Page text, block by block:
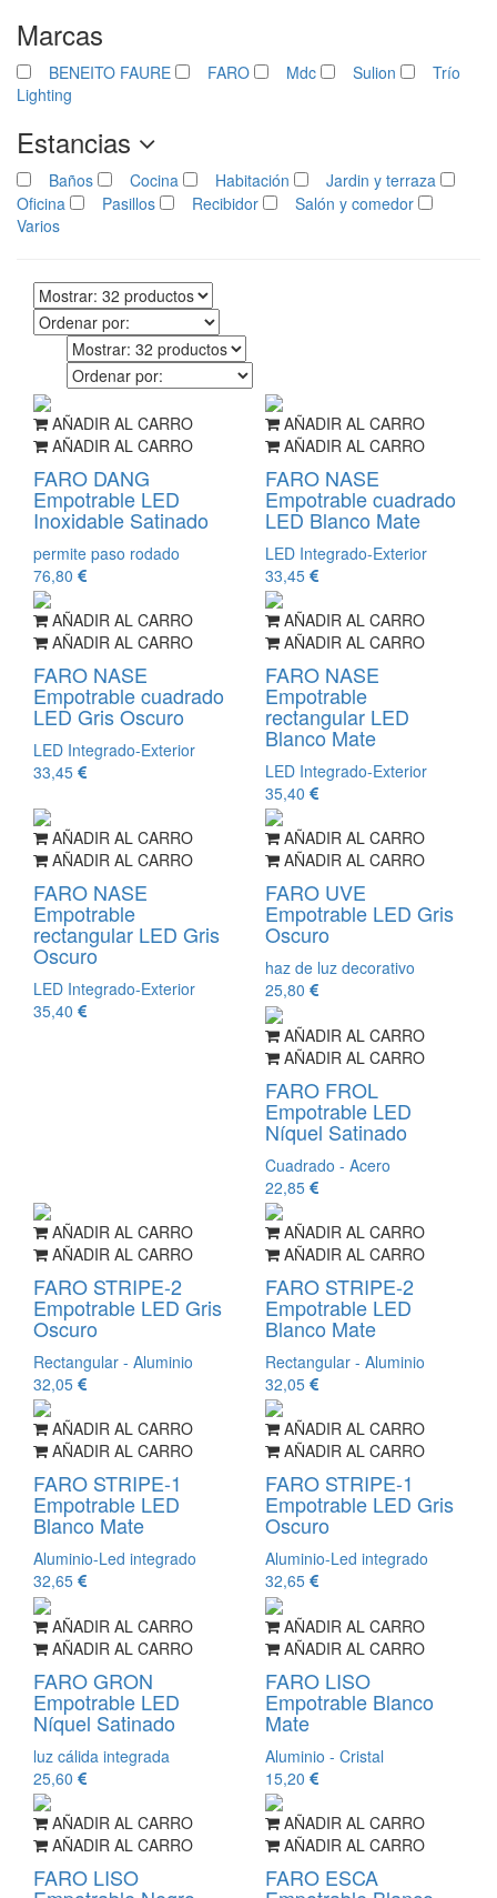
Marcas
BENEITO FAURE FARO Mdc Sulion
Trío
Lighting
Estancias
Baños Cocina Habitación
Jardin y terraza
Oficina
Pasillos Recibidor
Salón y comedor
Varios
AÑADIR AL CARRO
AÑADIR AL CARRO
FARO DANG
Empotrable LED
Inoxidable Satinado
permite paso rodado
76,80
AÑADIR AL CARRO
AÑADIR AL CARRO
FARO NASE
Empotrable cuadrado
LED Blanco Mate
LED Integrado-Exterior
33,45
AÑADIR AL CARRO
AÑADIR AL CARRO
FARO NASE
Empotrable cuadrado
LED Gris Oscuro
LED Integrado-Exterior
33,45
AÑADIR AL CARRO
AÑADIR AL CARRO
FARO NASE
Empotrable
rectangular LED
Blanco Mate
LED Integrado-Exterior
35,40
AÑADIR AL CARRO
AÑADIR AL CARRO
FARO NASE
Empotrable
rectangular LED Gris
Oscuro
LED Integrado-Exterior
35,40
AÑADIR AL CARRO
AÑADIR AL CARRO
FARO UVE
Empotrable LED Gris
Oscuro
haz de luz decorativo
25,80
AÑADIR AL CARRO
AÑADIR AL CARRO
FARO FROL
Empotrable LED
Níquel Satinado
Cuadrado - Acero
22,85
AÑADIR AL CARRO
AÑADIR AL CARRO
FARO STRIPE-2
Empotrable LED Gris
Oscuro
Rectangular - Aluminio
32,05
AÑADIR AL CARRO
AÑADIR AL CARRO
FARO STRIPE-2
Empotrable LED
Blanco Mate
Rectangular - Aluminio
32,05
AÑADIR AL CARRO
AÑADIR AL CARRO
FARO STRIPE-1
Empotrable LED
Blanco Mate
Aluminio-Led integrado
32,65
AÑADIR AL CARRO
AÑADIR AL CARRO
FARO STRIPE-1
Empotrable LED Gris
Oscuro
Aluminio-Led integrado
32,65
AÑADIR AL CARRO
AÑADIR AL CARRO
FARO GRON
Empotrable LED
Níquel Satinado
luz cálida integrada
25,60
AÑADIR AL CARRO
AÑADIR AL CARRO
FARO LISO
Empotrable Blanco
Mate
Aluminio - Cristal
15,20
AÑADIR AL CARRO
AÑADIR AL CARRO
FARO LISO
AÑADIR AL CARRO
AÑADIR AL CARRO
FARO ESCA